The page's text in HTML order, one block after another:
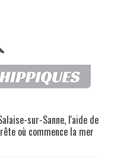
sur-Sanne, l'aide de
où commence la mer